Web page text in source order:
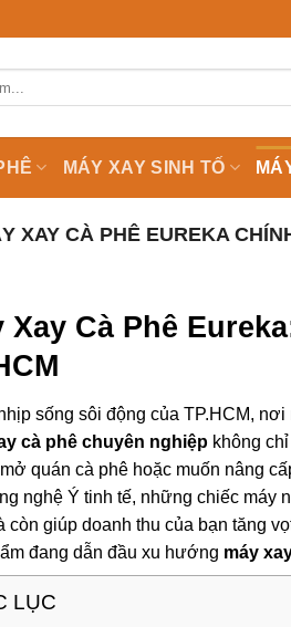
MÁY XAY SINH TỐ
XAY CÀ PHÊ EUREKA
Xay Cà Phê
sống sôi động của TP.HCM,
cà phê chuyên nghiệpkhông chỉ
quán cà phê hoặc muốn nâng
nghệ Ý tinh tế, những chiếc máy
còn giúp doanh thu của bạn tăng
đang dẫn đầu xu hướng máy
LỤC